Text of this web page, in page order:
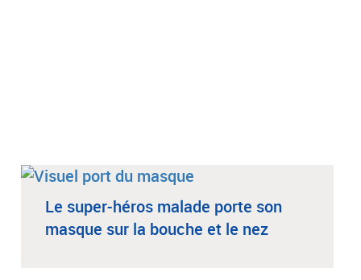
Le super-héros malade porte son
masque sur la bouche et le nez